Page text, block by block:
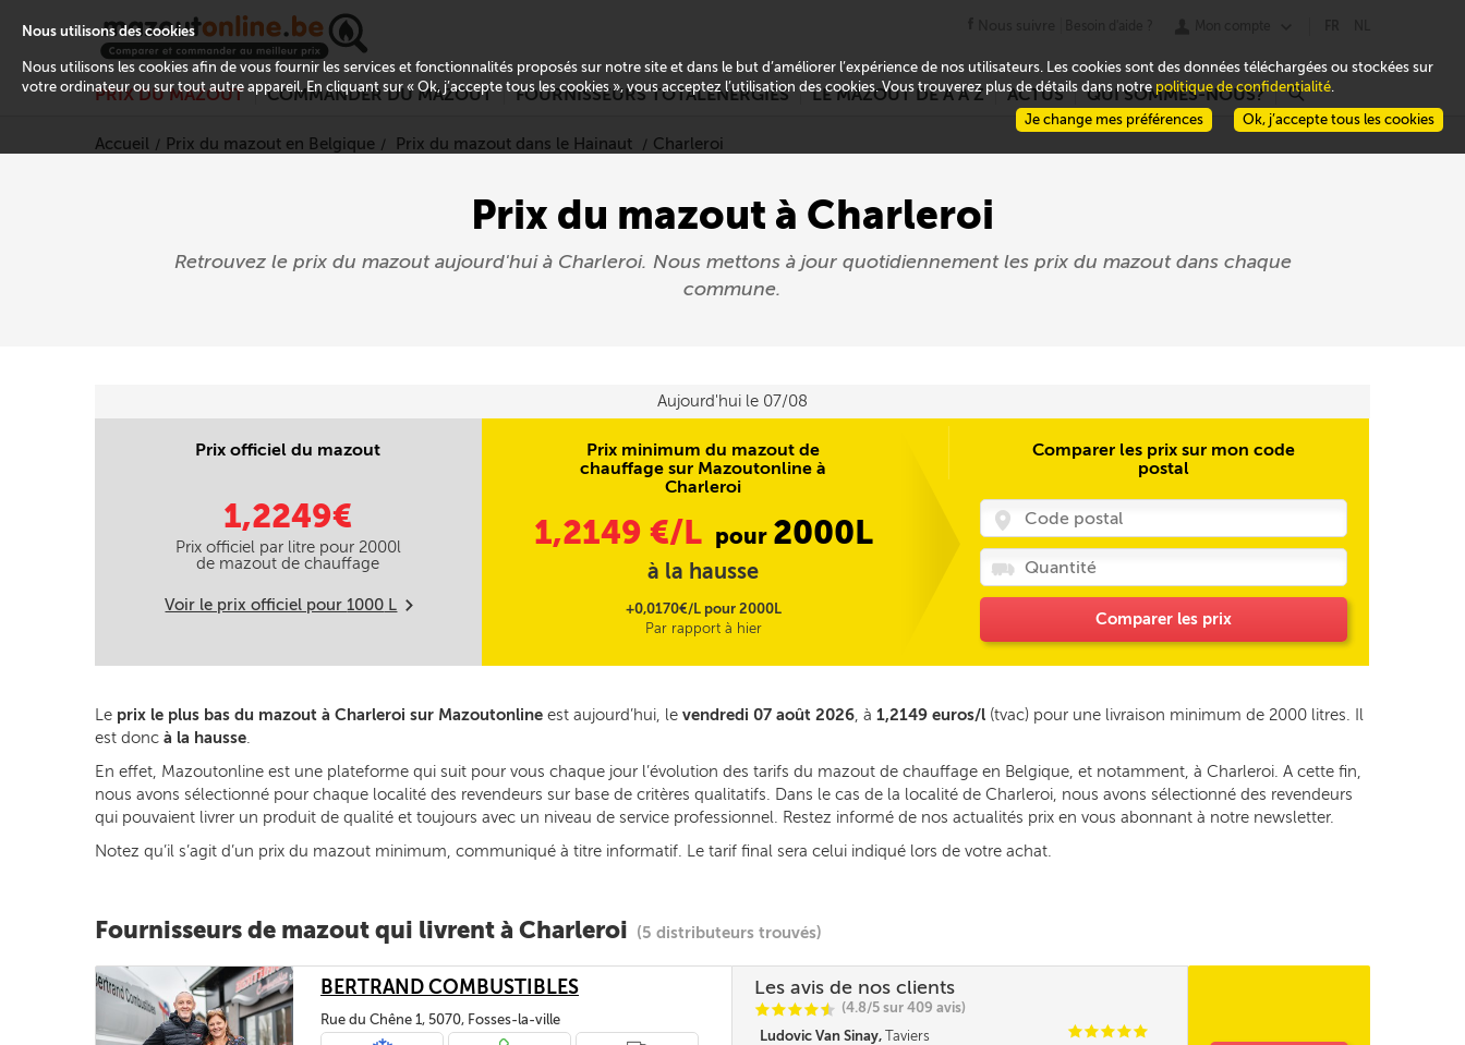
PRIX DU MAZOUT COMMANDER DU MAZOUT FOURNISSEURS TOTALENERGIES LE MAZOUT DE A À Z ACTUS QUI SOMMES-NOUS? r
Accueil Prix du mazout en Belgique Prix du mazout dans le Hainaut Charleroi
Prix du mazout à Charleroi
Retrouvez le prix du mazout aujourd'hui à Charleroi. Nous mettons à jour quotidiennement les prix du mazout dans chaque
commune.
Aujourd'hui le 07/08
Prix officiel du mazout
1,2249€
Prix officiel par litre pour 2000l
de mazout de chauffage
Voir le prix officiel pour1000 L m
Prix minimum du mazout de
chauffage sur Mazoutonline à
Charleroi
1,2149 €/L pour 2000L
à la hausse
+0,0170€/L pour 2000L
Par rapport à hier
Comparer les prix sur mon code
postal
Comparer les prix
Le prix le plus bas du mazout à Charleroi sur Mazoutonline est aujourd’hui, le vendredi 07 août 2026, à 1,2149 euros/l (tvac) pour une livraison minimum de 2000 litres. Il
est donc à la hausse.
En effet, Mazoutonline est une plateforme qui suit pour vous chaque jour l’évolution des tarifs du mazout de chauffage en Belgique, et notamment, à Charleroi. A cette fin,
nous avons sélectionné pour chaque localité des revendeurs sur base de critères qualitatifs. Dans le cas de la localité de Charleroi, nous avons sélectionné des revendeurs
qui pouvaient livrer un produit de qualité et toujours avec un niveau de service professionnel. Restez informé de nos actualités prix en vous abonnant à notre newsletter.
Notez qu’il s’agit d’un prix du mazout minimum, communiqué à titre informatif. Le tarif final sera celui indiqué lors de votre achat.
Fournisseurs de mazout qui livrent à Charleroi (5 distributeurs trouvés)
BERTRAND COMBUSTIBLES
Rue du Chêne 1, 5070, Fosses-la-ville
Les avis de nos clients
CCCCi
@ (4.8/5 sur 409 avis)
Ludovic Van Sinay, Taviers CCCCC
Nous utilisons des cookies
Nous utilisons les cookies afin de vous fournir les services et fonctionnalités proposés sur notre site et dans le but d’améliorer l’expérience de nos utilisateurs. Les cookies sont des données téléchargées ou stockées sur
votre ordinateur ou sur tout autre appareil. En cliquant sur « Ok, j’accepte tous les cookies », vous acceptez l’utilisation des cookies. Vous trouverez plus de détails dans notre politique de confidentialité.
Ok, j’accepte tous les cookies
Je change mes préférences